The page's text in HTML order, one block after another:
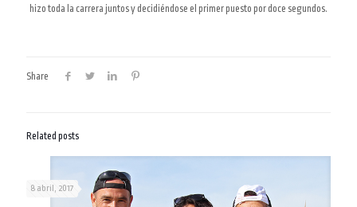
hizo toda la carrera juntos y decidiéndose el primer puesto por doce segundos.
Share
Related posts
8 abril, 2017